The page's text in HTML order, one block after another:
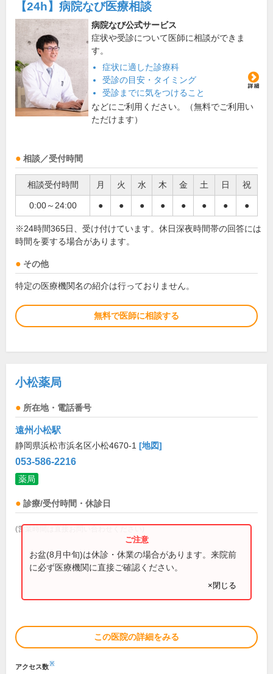
【24h】 病院なび医療相談
病院なび公式サービス
症状や受診について医師に相談ができま
す。
症状に適した診療科
受診の目安・タイミング
受診までに気をつけること
などにご利用ください。（無料でご利用い
ただけます）
相談／受付時間
相談受付時間 月 火 水 木 金 土 日 祝
0:00～24:00 ● ● ● ● ● ● ● ●
※24時間365日、受け付けています。休日深夜時間帯の回答には
時間を要する場合があります。
その他
特定の医療機関名の紹介は行っておりません。
無料で医師に相談する
小松薬局
所在地・電話番号
遠州小松駅
静岡県浜松市浜名区小松4670-1 [地図]
053-586-2216
薬局
診療/受付時間・休診日
(営業時間は直接お問い合わせください)
お盆(8月中旬)は休診・休業の場合があります。来院前
に必ず医療機関に直接ご確認ください。
×閉じる
この医院の詳細をみる
アクセス数※